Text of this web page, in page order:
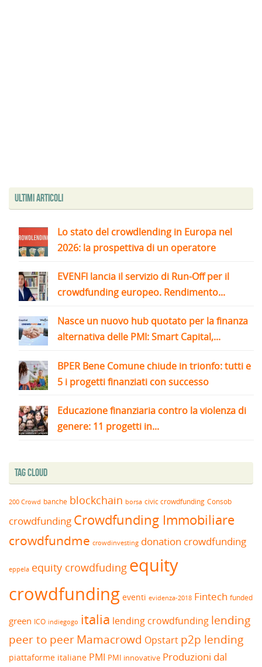
Ultimi articoli
Lo stato del crowdlending in Europa nel
2026: la prospettiva di un operatore
EVENFI lancia il servizio di Run-Off per il
crowdfunding europeo. Rendimento...
Nasce un nuovo hub quotato per la finanza
alternativa delle PMI: Smart Capital,...
BPER Bene Comune chiude in trionfo: tutti e
5 i progetti finanziati con successo
Educazione finanziaria contro la violenza di
genere: 11 progetti in...
Tag Cloud
200 Crowd banche blockchain borsa civic crowdfunding Consob
crowdfunding Crowdfunding Immobiliare
crowdfundme crowdinvesting donation crowdfunding
eppela equity crowdfuding equity
crowdfunding eventi evidenza-2018 Fintech funded
green ICO indiegogo italia lending crowdfunding lending
peer to peerMamacrowd Opstart p2p lending
piattaforme italiane PMI PMI innovative Produzioni dal